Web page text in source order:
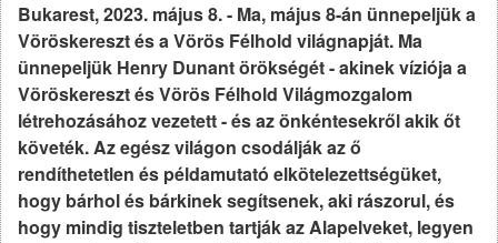
Bukarest, 2023. május 8. - Ma, május 8-án ünnepeljük a
Vöröskereszt és a Vörös Félhold világnapját. Ma
ünnepeljük Henry Dunant örökségét - akinek víziója a
Vöröskereszt és Vörös Félhold Világmozgalom
létrehozásához vezetett - és az önkéntesekről akik őt
követék. Az egész világon csodálják az ő
rendíthetetlen és példamutató elkötelezettségüket,
hogy bárhol és bárkinek segítsenek, aki rászorul, és
hogy mindig tiszteletben tartják az Alapelveket, legyen